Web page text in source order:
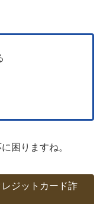
困りますね。
ジットカード詐